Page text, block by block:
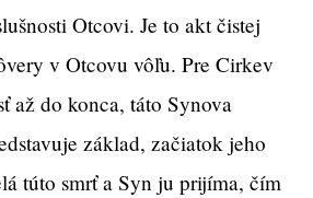
Otcovi. Je to akt čistej
v Otcovu vôľu. Pre Cirkev
až do konca, táto Synova
základ, začiatok jeho
túto smrť a Syn ju prijíma, čím